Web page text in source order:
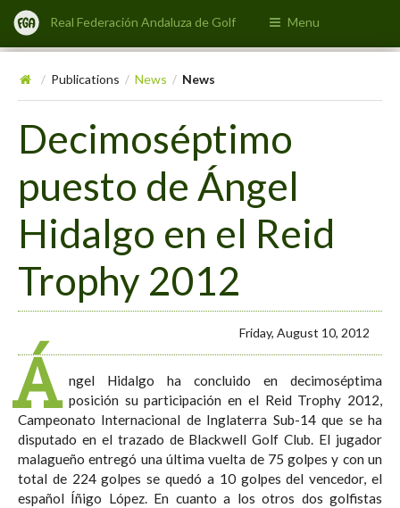
Real Federación Andaluza de Golf Menu
/ Publications / News / News
Decimoséptimo
puesto de Ángel
Hidalgo en el Reid
Trophy 2012
Friday, August 10, 2012
Á ngel Hidalgo ha concluido en decimoséptima
posición su participación en el Reid Trophy 2012,
Campeonato Internacional de Inglaterra Sub-14 que se ha
disputado en el trazado de Blackwell Golf Club. El jugador
malagueño entregó una última vuelta de 75 golpes y con un
total de 224 golpes se quedó a 10 golpes del vencedor, el
español Íñigo López. En cuanto a los otros dos golfistas